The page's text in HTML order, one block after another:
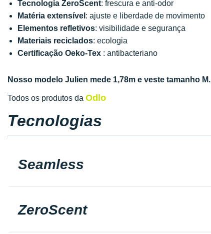
Tecnologia ZeroScent: frescura e anti-odor
Matéria extensível : ajuste e liberdade de movimento
Elementos refletivos: visibilidade e segurança
Materiais reciclados: ecologia
Certificação Oeko-Tex : antibacteriano
Nosso modelo Julien mede 1,78m e veste tamanho M.
Todos os produtos da Odlo
Tecnologias
Seamless
ZeroScent